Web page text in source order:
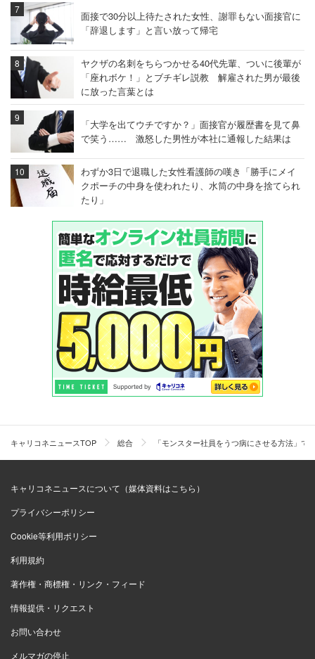
面接で30分以上待たされた女性、謝罪もない面接官に
「辞退します」と言い放って帰宅
ヤクザの名刺をちらつかせる40代先輩、ついに後輩が
「座れボケ！」とブチギレ説教 解雇された男が最後
に放った言葉とは
「大学を出てウチですか？」面接官が履歴書を見て鼻
で笑う…… 激怒した男性が本社に通報した結果は
わずか3日で退職した女性看護師の嘆き「勝手にメイ
クポーチの中身を使われたり、水筒の中身を捨てられ
たり」
キャリコネニュースTOP 総合 「モンスター社員をうつ病にさせる方法」
キャリコネニュースについて（媒体資料はこちら）
プライバシーポリシー
Cookie等利用ポリシー
利用規約
著作権・商標権・リンク・フィード
情報提供・リクエスト
お問い合わせ
メルマガの停止